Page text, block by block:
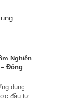
Nghiên
Đông
dụng
đầu tư